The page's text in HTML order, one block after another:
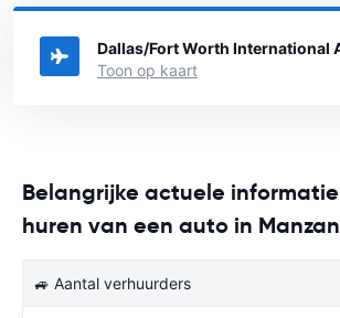
Mexico je een auto huren wilt.
Dallas/Fort Worth International
Toon op kaart
Belangrijke actuele
huren van een auto in
🚙 Aantal verhuurders